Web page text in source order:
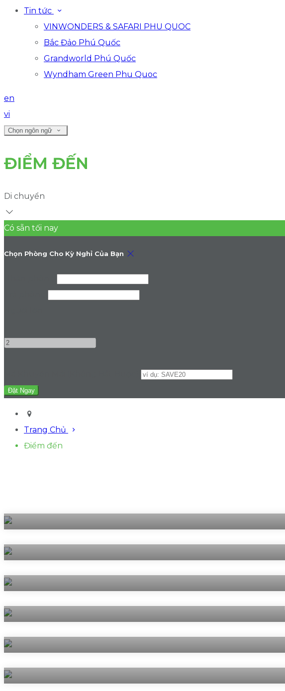
Tin tức
VINWONDERS & SAFARI PHU QUOC
Bắc Đảo Phú Quốc
Grandworld Phú Quốc
Wyndham Green Phu Quoc
en
vi
Chọn ngôn ngữ
ĐIỂM ĐẾN
Di chuyển
Có sẵn tối nay
Chọn Phòng Cho Kỳ Nghỉ Của Bạn
Trang Chủ
Điểm đến